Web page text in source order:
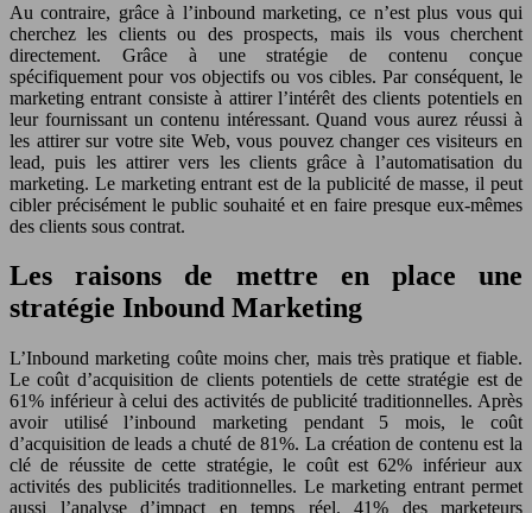
Au contraire, grâce à l’inbound marketing, ce n’est plus vous qui
cherchez les clients ou des prospects, mais ils vous cherchent
directement. Grâce à une stratégie de contenu conçue
spécifiquement pour vos objectifs ou vos cibles. Par conséquent, le
marketing entrant consiste à attirer l’intérêt des clients potentiels en
leur fournissant un contenu intéressant. Quand vous aurez réussi à
les attirer sur votre site Web, vous pouvez changer ces visiteurs en
lead, puis les attirer vers les clients grâce à l’automatisation du
marketing. Le marketing entrant est de la publicité de masse, il peut
cibler précisément le public souhaité et en faire presque eux-mêmes
des clients sous contrat.
Les raisons de mettre en place une
stratégie Inbound Marketing
L’Inbound marketing coûte moins cher, mais très pratique et fiable.
Le coût d’acquisition de clients potentiels de cette stratégie est de
61% inférieur à celui des activités de publicité traditionnelles. Après
avoir utilisé l’inbound marketing pendant 5 mois, le coût
d’acquisition de leads a chuté de 81%. La création de contenu est la
clé de réussite de cette stratégie, le coût est 62% inférieur aux
activités des publicités traditionnelles. Le marketing entrant permet
aussi l’analyse d’impact en temps réel. 41% des marketeurs